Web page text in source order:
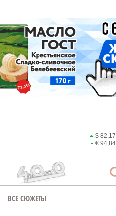
$ 82,17
€ 94,84
ВСЕ СЮЖЕТЫ